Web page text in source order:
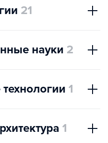
21
науки 2
1
1